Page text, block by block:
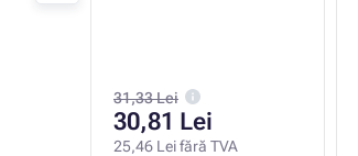
31,33 Lei
30,81 Lei
25,46 Lei fără TVA